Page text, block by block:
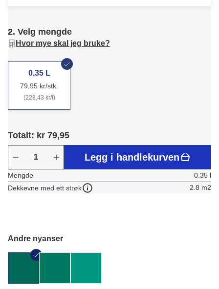
2. Velg mengde
Hvor mye skal jeg bruke?
0,35 L
79,95 kr/stk.
(228,43 kr/l)
Totalt: kr 79,95
Legg i handlekurven
Mengde
0.35 l
Dekkevne med ett strøk
2.8 m2
Andre nyanser